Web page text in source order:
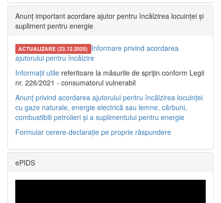
Anunț important acordare ajutor pentru încălzirea locuinței și
supliment pentru energie
ACTUALIZARE (23.12.2025) Informare privind acordarea
ajutorului pentru încălzire
Informații utile referitoare la măsurile de sprijin conform Legii
nr. 226/2021 - consumatorul vulnerabil
Anunț privind acordarea ajutorului pentru încălzirea locuinței
cu gaze naturale, energie electrică sau lemne, cărbuni,
combustibili petrolieri și a suplimentului pentru energie
Formular cerere-declarație pe proprie răspundere
ePIDS